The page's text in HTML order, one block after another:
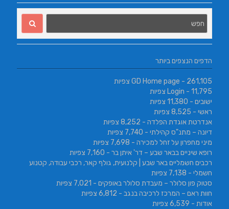
הדפים הנצפים ביותר
GD Home page - 261,105 צפיות
Login - 11,795 צפיות
ישובים - 11,380 צפיות
ראשי - 8,525 צפיות
אנדרטת אוגדת הפלדה - 8,252 צפיות
דיונה – מתנ"ס קהילתי - 7,740 צפיות
מיני מחפרון על זחל למכירה - 7,698 צפיות
רופא שיניים בבאר שבע – דר' איתן בר - 7,160 צפיות
רכבים חשמליים באר שבע | קלנועית, גולף קאר, רכבי עבודה, קטנוע
חשמלי - 7,138 צפיות
סטוק פון סלולר – מעבדת סלולר באופקים - 7,021 צפיות
חוות ראם – המרכז לרכיבה בנגב - 6,812 צפיות
אודות - 6,539 צפיות